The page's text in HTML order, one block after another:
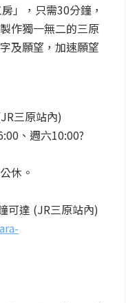
」，只需30分鐘，
作獨一無二的三原
及願望，加速願望
三原站內)
、週六10:00?
休。
可達 (JR三原站內)